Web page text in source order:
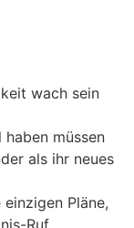
wach sein
müssen
als ihr neues
Pläne,